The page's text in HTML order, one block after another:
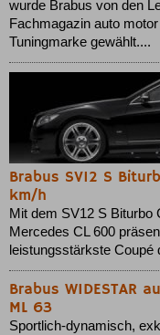
wurde Brabus von den
Fachmagazin auto
Tuningmarke gewählt....
Brabus SV12 S
km/h
Mit dem SV12 S Biturbo
Mercedes CL 600
leistungsstärkste Coupé
Brabus WIDESTAR
ML 63
Sportlich-dynamisch,